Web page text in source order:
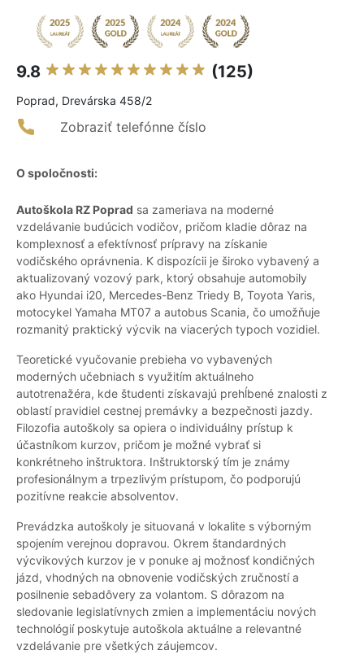
9.8 (125)
Poprad, Drevárska 458/2
Zobraziť telefónne číslo
O spoločnosti:
Autoškola RZ Poprad sa zameriava na moderné
vzdelávanie budúcich vodičov, pričom kladie dôraz na
komplexnosť a efektívnosť prípravy na získanie
vodičského oprávnenia. K dispozícii je široko vybavený a
aktualizovaný vozový park, ktorý obsahuje automobily
ako Hyundai i20, Mercedes-Benz Triedy B, Toyota Yaris,
motocykel Yamaha MT07 a autobus Scania, čo umožňuje
rozmanitý praktický výcvik na viacerých typoch vozidiel.
Teoretické vyučovanie prebieha vo vybavených
moderných učebniach s využitím aktuálneho
autotrenažéra, kde študenti získavajú prehĺbené znalosti z
oblastí pravidiel cestnej premávky a bezpečnosti jazdy.
Filozofia autoškoly sa opiera o individuálny prístup k
účastníkom kurzov, pričom je možné vybrať si
konkrétneho inštruktora. Inštruktorský tím je známy
profesionálnym a trpezlivým prístupom, čo podporujú
pozitívne reakcie absolventov.
Prevádzka autoškoly je situovaná v lokalite s výborným
spojením verejnou dopravou. Okrem štandardných
výcvikových kurzov je v ponuke aj možnosť kondičných
jázd, vhodných na obnovenie vodičských zručností a
posilnenie sebadôvery za volantom. S dôrazom na
sledovanie legislatívnych zmien a implementáciu nových
technológií poskytuje autoškola aktuálne a relevantné
vzdelávanie pre všetkých záujemcov.